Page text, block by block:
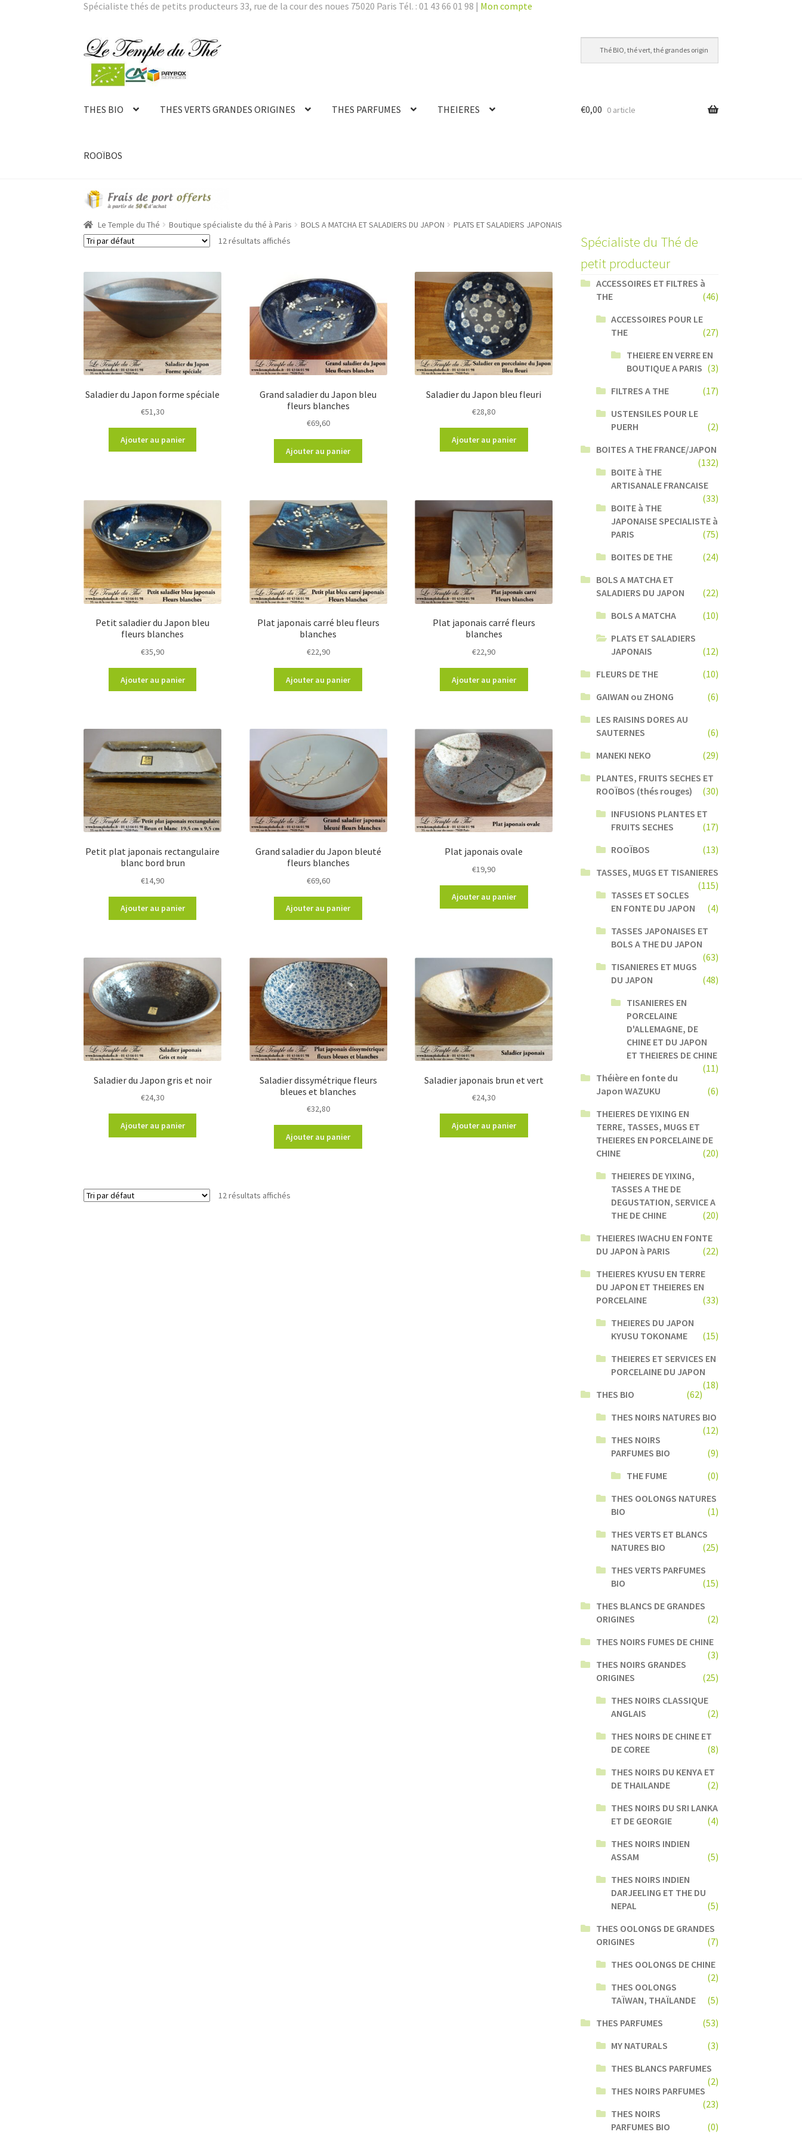
Spécialiste thés de petits producteurs 33, rue de la cour des noues 75020 Paris Tél. : 01 43 66 01 98 | Mon compte
Aller
à
navigation
Aller
au
contenu
THES BIO THES VERTS GRANDES ORIGINES THES PARFUMES THEIERES
ROOÏBOS
€0,00 0 article
Le Temple du Thé Boutique spécialiste du thé à Paris BOLS A MATCHA ET SALADIERS DU JAPON
PLATS ET SALADIERS JAPONAIS
12 résultats affichés
Saladier du Japon forme spéciale
€51,30
Ajouter au panier
Grand saladier du Japon bleu
fleurs blanches
€69,60
Ajouter au panier
Saladier du Japon bleu fleuri
€28,80
Ajouter au panier
Petit saladier du Japon bleu
fleurs blanches
€35,90
Ajouter au panier
Plat japonais carré bleu fleurs
blanches
€22,90
Ajouter au panier
Plat japonais carré fleurs
blanches
€22,90
Ajouter au panier
Petit plat japonais rectangulaire
blanc bord brun
€14,90
Ajouter au panier
Grand saladier du Japon bleuté
fleurs blanches
€69,60
Ajouter au panier
Plat japonais ovale
€19,90
Ajouter au panier
Saladier du Japon gris et noir
€24,30
Ajouter au panier
Saladier dissymétrique fleurs
bleues et blanches
€32,80
Ajouter au panier
Saladier japonais brun et vert
€24,30
Ajouter au panier
12 résultats affichés
Spécialiste du Thé de
petit producteur
ACCESSOIRES ET FILTRES à
THE
(46)
ACCESSOIRES POUR LE
THE
(27)
THEIERE EN VERRE EN
BOUTIQUE A PARIS (3)
FILTRES A THE
(17)
USTENSILES POUR LE
PUERH
(2)
BOITES A THE FRANCE/JAPON
(132)
BOITE à THE
ARTISANALE FRANCAISE
(33)
BOITE à THE
JAPONAISE SPECIALISTE à
PARIS
(75)
BOITES DE THE
(24)
BOLS A MATCHA ET
SALADIERS DU JAPON
(22)
BOLS A MATCHA
(10)
PLATS ET SALADIERS
JAPONAIS
(12)
FLEURS DE THE
(10)
GAIWAN ou ZHONG
(6)
LES RAISINS DORES AU
SAUTERNES
(6)
MANEKI NEKO
(29)
PLANTES, FRUITS SECHES ET
ROOÏBOS (thés rouges)
(30)
INFUSIONS PLANTES ET
FRUITS SECHES
(17)
ROOÏBOS
(13)
TASSES, MUGS ET TISANIERES
(115)
TASSES ET SOCLES
EN FONTE DU JAPON
(4)
TASSES JAPONAISES ET
BOLS A THE DU JAPON
(63)
TISANIERES ET MUGS
DU JAPON
(48)
TISANIERES EN
PORCELAINE
D'ALLEMAGNE, DE
CHINE ET DU JAPON
ET THEIERES DE CHINE
(11)
Théière en fonte du
Japon WAZUKU
(6)
THEIERES DE YIXING EN
TERRE, TASSES, MUGS ET
THEIERES EN PORCELAINE DE
CHINE
(20)
THEIERES DE YIXING,
TASSES A THE DE
DEGUSTATION, SERVICE A
THE DE CHINE
(20)
THEIERES IWACHU EN FONTE
DU JAPON à PARIS
(22)
THEIERES KYUSU EN TERRE
DU JAPON ET THEIERES EN
PORCELAINE
(33)
THEIERES DU JAPON
KYUSU TOKONAME
(15)
THEIERES ET SERVICES EN
PORCELAINE DU JAPON
(18)
THES BIO
(62)
THES NOIRS NATURES BIO
(12)
THES NOIRS
PARFUMES BIO
(9)
THE FUME
(0)
THES OOLONGS NATURES
BIO
(1)
THES VERTS ET BLANCS
NATURES BIO
(25)
THES VERTS PARFUMES
BIO
(15)
THES BLANCS DE GRANDES
ORIGINES
(2)
THES NOIRS FUMES DE CHINE
(3)
THES NOIRS GRANDES
ORIGINES
(25)
THES NOIRS CLASSIQUE
ANGLAIS
(2)
THES NOIRS DE CHINE ET
DE COREE
(8)
THES NOIRS DU KENYA ET
DE THAILANDE
(2)
THES NOIRS DU SRI LANKA
ET DE GEORGIE
(4)
THES NOIRS INDIEN
ASSAM
(5)
THES NOIRS INDIEN
DARJEELING ET THE DU
NEPAL
(5)
THES OOLONGS DE GRANDES
ORIGINES
(7)
THES OOLONGS DE CHINE
(2)
THES OOLONGS
TAÏWAN, THAÏLANDE
(5)
THES PARFUMES
(53)
MY NATURALS
(3)
THES BLANCS PARFUMES
(2)
THES NOIRS PARFUMES
(23)
THES NOIRS
PARFUMES BIO
(0)